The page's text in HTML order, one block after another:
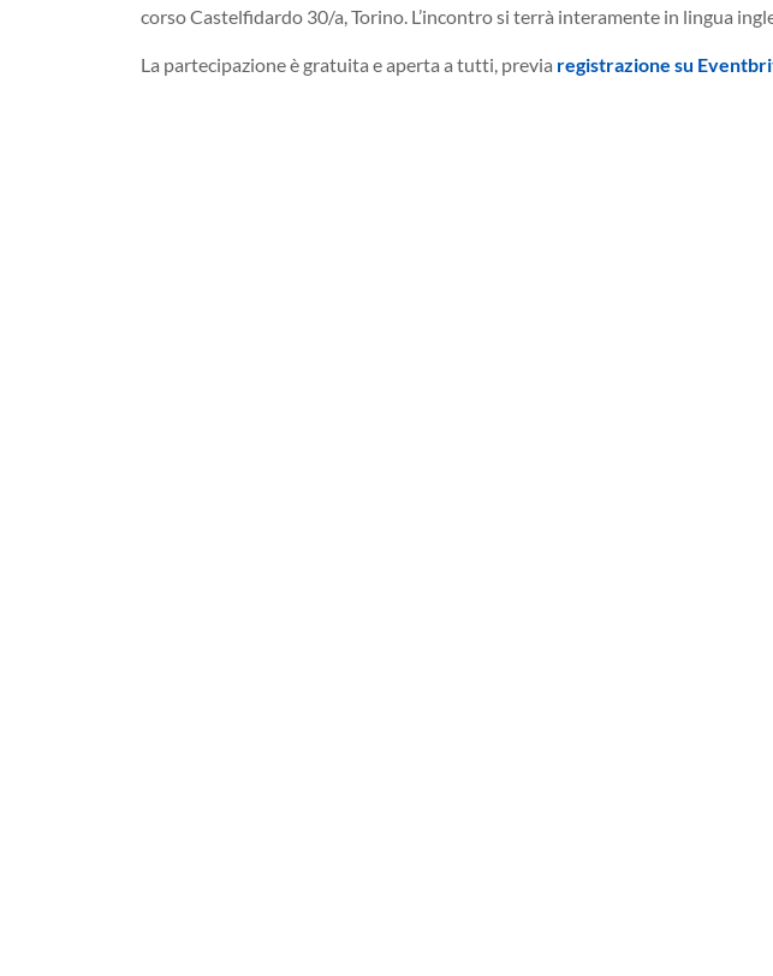
corso Castelfidardo 30/a, Torino. L’incontro si terrà interamente in lingua
La partecipazione è gratuita e aperta a tutti, previa registrazione su